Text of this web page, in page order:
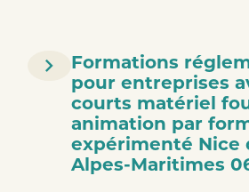
Formations
pour entreprises
courts matériel
animation par
expérimenté Nice
Alpes-Maritimes